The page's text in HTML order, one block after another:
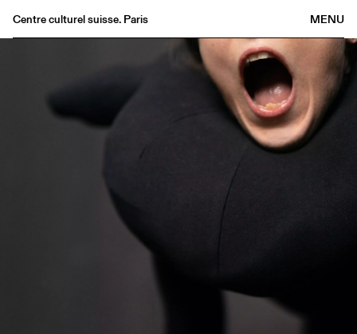
MENU
Centre culturel suisse. Paris